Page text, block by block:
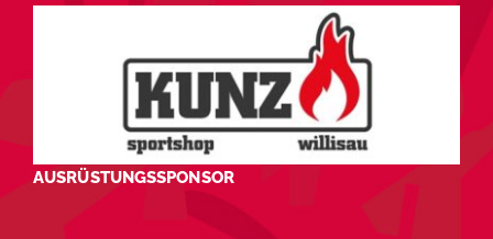
AUSRÜSTUNGSSPONSOR